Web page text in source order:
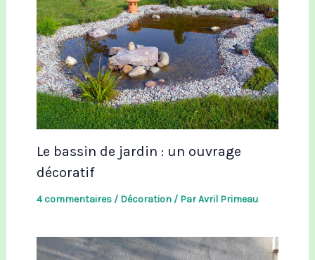
Le bassin de jardin : un ouvrage
décoratif
4 commentaires / Décoration/ ParAvril Primeau